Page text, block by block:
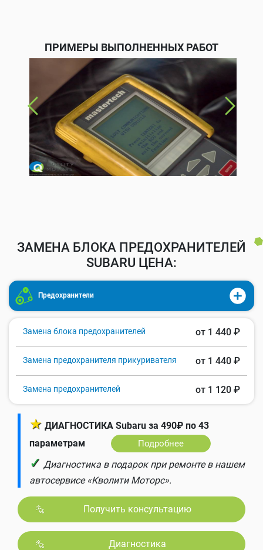
ПРИМЕРЫ ВЫПОЛНЕННЫХ РАБОТ
ЗАМЕНА БЛОКА ПРЕДОХРАНИТЕЛЕЙ
SUBARU ЦЕНА:
Предохранители
Замена блока предохранителей от 1 440 ₽
Замена предохранителя прикуривателя от 1 440 ₽
Замена предохранителей от 1 120 ₽
★ ДИАГНОСТИКА Subaru за 490₽ по 43
параметрам
Подробнее
✓ Диагностика в подарок при ремонте в нашем
автосервисе «Кволити Моторс».
Получить консультацию
Диагностика